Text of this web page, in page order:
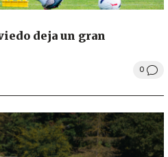
deja un gran
0